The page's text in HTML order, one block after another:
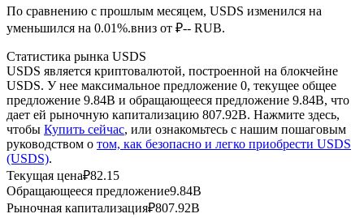
Фьючерсы с использованием USDC в качестве
Копирование торговли
По сравнению с прошлым месяцем, USDS изменился на
уменьшился на 0.01%.вниз от ₽-- RUB.
Статистика рынка USDS
USDS является криптовалютой, построенной на блокчейне
USDS. У нее максимальное предложение 0, текущее общее
предложение 9.84B и обращающееся предложение 9.84B, что
дает ей рыночную капитализацию 807.92B. Нажмите здесь,
чтобы Купить сейчас, или ознакомьтесь с нашим пошаговым
руководством о том, как безопасно и легко приобрести USDS
(USDS).
Текущая цена₽82.15
Обращающееся предложение9.84B
Рыночная капитализация₽807.92B